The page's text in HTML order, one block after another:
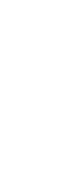
בשתי רמות אבזור.